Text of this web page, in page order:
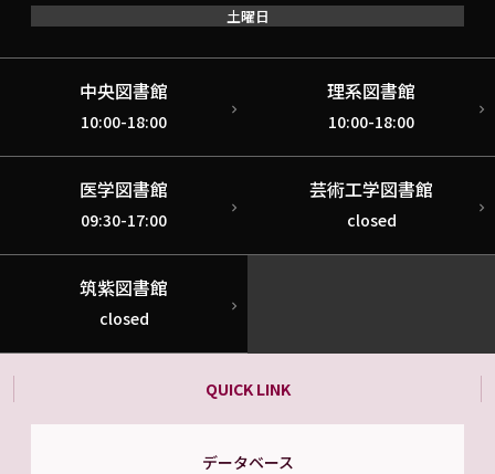
土曜日
中央図書館
10:00-18:00
理系図書館
10:00-18:00
医学図書館
09:30-17:00
芸術工学図書館
closed
筑紫図書館
closed
QUICK LINK
データベース